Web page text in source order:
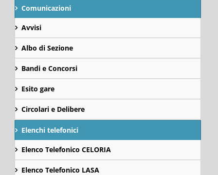
Comunicazioni
Avvisi
Albo di Sezione
Bandi e Concorsi
Esito gare
Circolari e Delibere
Elenchi telefonici
Elenco Telefonico CELORIA
Elenco Telefonico LASA